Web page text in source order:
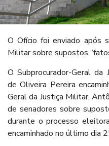
O Ofício foi enviado após
Militar sobre supostos
O Subprocurador-Geral da
de Oliveira Pereira
Geral da Justiça Militar,
de senadores sobre
durante o processo
encaminhado no último dia